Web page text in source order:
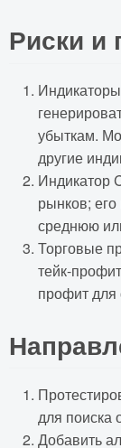
Риски и
убыткам.
другие
Индикатор
рынков;
среднюю
Торговые
тейк-
профит для
для поиска
Добавить